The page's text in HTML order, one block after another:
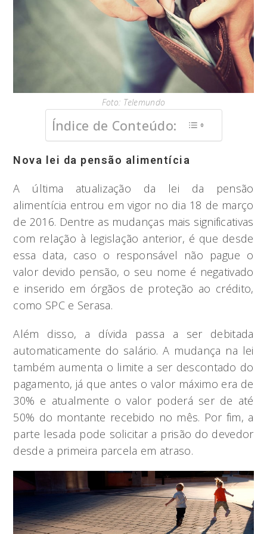
Foto: Telemundo
Índice de Conteúdo:
Nova lei da pensão alimentícia
A última atualização da lei da pensão
alimentícia entrou em vigor no dia 18 de março
de 2016. Dentre as mudanças mais significativas
com relação à legislação anterior, é que desde
essa data, caso o responsável não pague o
valor devido pensão, o seu nome é negativado
e inserido em órgãos de proteção ao crédito,
como SPC e Serasa.
Além disso, a dívida passa a ser debitada
automaticamente do salário. A mudança na lei
também aumenta o limite a ser descontado do
pagamento, já que antes o valor máximo era de
30% e atualmente o valor poderá ser de até
50% do montante recebido no mês. Por fim, a
parte lesada pode solicitar a prisão do devedor
desde a primeira parcela em atraso.